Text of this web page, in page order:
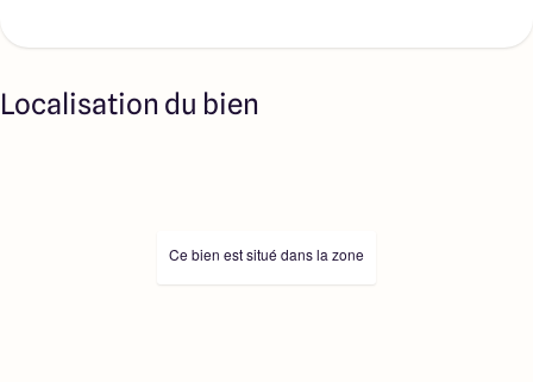
Localisation du bien
Ce bien est situé dans la zone